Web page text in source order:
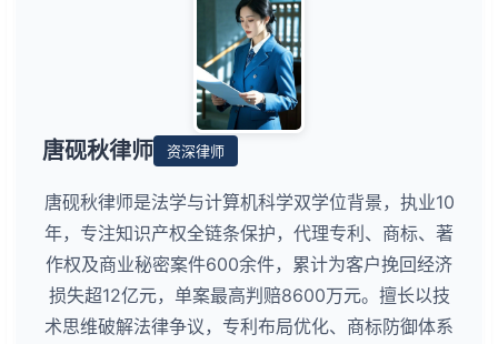
唐砚秋律师 资深律师
唐砚秋律师是法学与计算机科学双学位背景，执业10
年，专注知识产权全链条保护，代理专利、商标、著
作权及商业秘密案件600余件，累计为客户挽回经济
损失超12亿元，单案最高判赔8600万元。擅长以技
术思维破解法律争议，专利布局优化、商标防御体系